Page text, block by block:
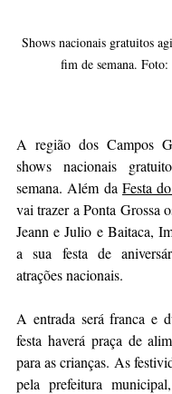
Shows nacionais gratuitos
fim de semana.
A região dos Campos
shows nacionais
semana. Além da Festa
vai trazer a Ponta Grossa
Jeann e Julio e Baitaca,
a sua festa de
atrações nacionais.
A entrada será franca e
festa haverá praça de
para as crianças. As
pela prefeitura